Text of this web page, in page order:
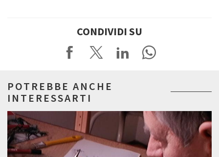
CONDIVIDI SU
POTREBBE ANCHE
INTERESSARTI